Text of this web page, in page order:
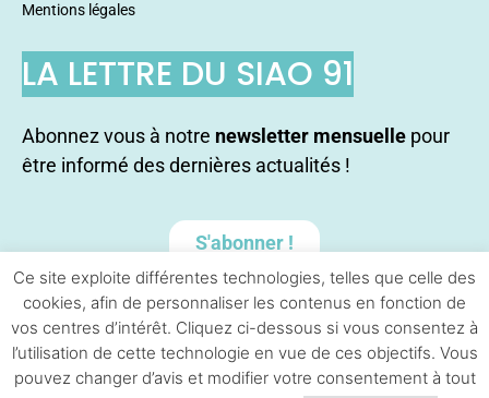
Mentions légales
LA LETTRE DU SIAO 91
Abonnez vous à notre newsletter mensuelle pour
être informé des dernières actualités !
S'abonner !
Ce site exploite différentes technologies, telles que celle des
cookies, afin de personnaliser les contenus en fonction de
vos centres d’intérêt. Cliquez ci-dessous si vous consentez à
l’utilisation de cette technologie en vue de ces objectifs. Vous
pouvez changer d’avis et modifier votre consentement à tout